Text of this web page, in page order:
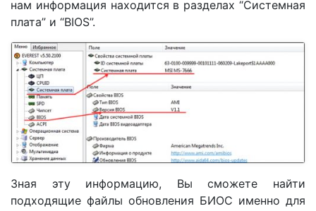
нам информация находится в разделах “Системная
плата” и “BIOS”.
Зная эту информацию, Вы сможете найти
подходящие файлы обновления БИОС именно для